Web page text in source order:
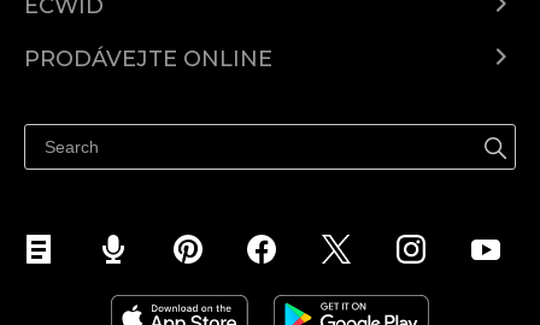
ECWID
Ceny
PRODÁVEJTE ONLINE
Prodávejte na Facebooku
Prodávejte na Instagramu